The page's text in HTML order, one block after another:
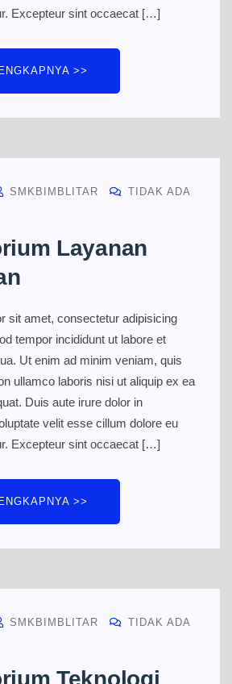
Excepteur sint occaecat […]
>>
SMKBIMBLITAR
TIDAK ADA
Layanan
sit amet, consectetur adipisicing
tempor incididunt ut labore et
Ut enim ad minim veniam, quis
ullamco laboris nisi ut aliquip ex ea
Duis aute irure dolor in
velit esse cillum dolore eu
Excepteur sint occaecat […]
>>
SMKBIMBLITAR
TIDAK ADA
Teknologi